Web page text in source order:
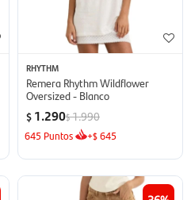
RHYTHM
Remera Rhythm Wildflower
Oversized - Blanco
$ 1.290$1.990
645 Puntos +$645